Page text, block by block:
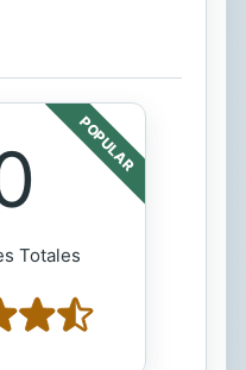
POPULAR
Totales